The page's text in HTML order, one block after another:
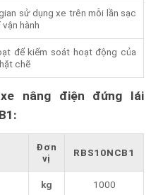
sử dụng xe trên mỗi lần sạc
hành
để kiểm soát hoạt động của
chẽ
nâng điện đứng lái
:
Đơn
vị
RBS10NCB1
kg 1000